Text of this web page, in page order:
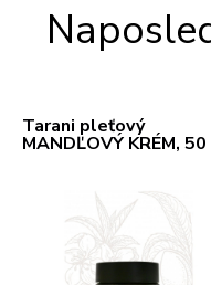
Tarani pleťový
MANDĽOVÝ KRÉM, 50